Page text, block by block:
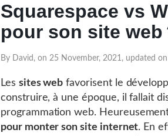
Squarespace vs
pour son site web
By David, on 25 November, 2021, updated
Les sites web favorisent le
construire, à une époque, il fallait
programmation web.
pour monter son site internet. En